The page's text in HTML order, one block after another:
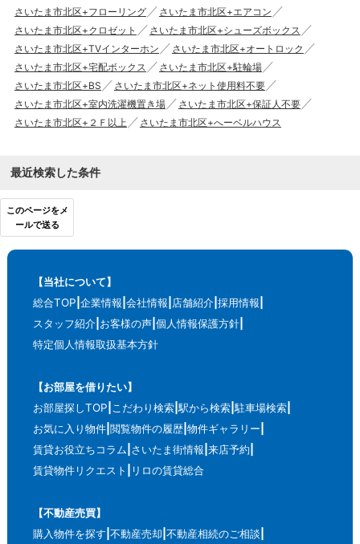
さいたま市北区+フローリング
さいたま市北区+エアコン
さいたま市北区+クロゼット
さいたま市北区+シューズボックス
さいたま市北区+TVインターホン
さいたま市北区+オートロック
さいたま市北区+宅配ボックス
さいたま市北区+駐輪場
さいたま市北区+BS
さいたま市北区+ネット使用料不要
さいたま市北区+室内洗濯機置き場
さいたま市北区+保証人不要
さいたま市北区+２Ｆ以上
さいたま市北区+へーベルハウス
最近検索した条件
このページをメ
ールで送る
【当社について】
総合TOP 企業情報 会社情報 店舗紹介 採用情報
スタッフ紹介 お客様の声 個人情報保護方針
特定個人情報取扱基本方針
【お部屋を借りたい】
お部屋探しTOP こだわり検索 駅から検索 駐車場検索
お気に入り物件 閲覧物件の履歴 物件ギャラリー
賃貸お役立ちコラム さいたま街情報 来店予約
賃貸物件リクエスト
リロの賃貸総合
【不動産売買】
購入物件を探す 不動産売却 不動産相続のご相談